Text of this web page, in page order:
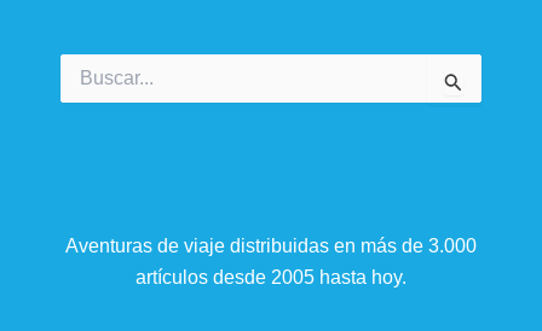
por:
Aventuras de viaje distribuidas en más de 3.000
artículos desde 2005 hasta hoy.